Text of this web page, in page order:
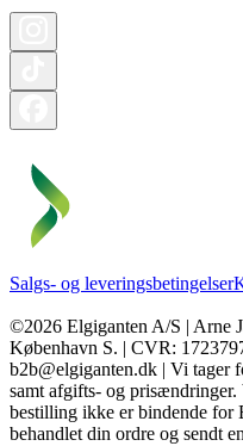
Salgs- og leveringsbetingelser
©2026 Elgiganten A/S | Arne
København S. | CVR:
b2b@elgiganten.dk | Vi tager
samt afgifts- og
bestilling ikke er bindende for
behandlet din ordre og sendt